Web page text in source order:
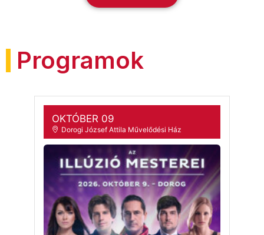
Programok
OKTÓBER 09
Dorogi József Attila Művelődési Ház